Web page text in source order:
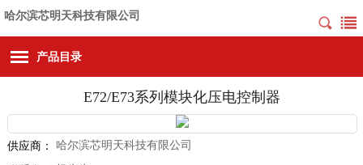
哈尔滨芯明天科技有限公司
产品目录
E72/E73系列模块化压电控制器
供应商： 哈尔滨芯明天科技有限公司